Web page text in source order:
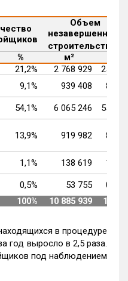
Объем
незавершенного
строительства
% м²
21,2% 2 768 929
25,4%
9,1% 939 408 8,6%
54,1% 6 065 246 55,7%
13,9% 919 982 8,5%
1,1% 138 619 1,3%
0,5% 53 755
0,5%
100% 10 885 939 100%
в процедуре
год выросло в 2,5 раза.
под наблюдением